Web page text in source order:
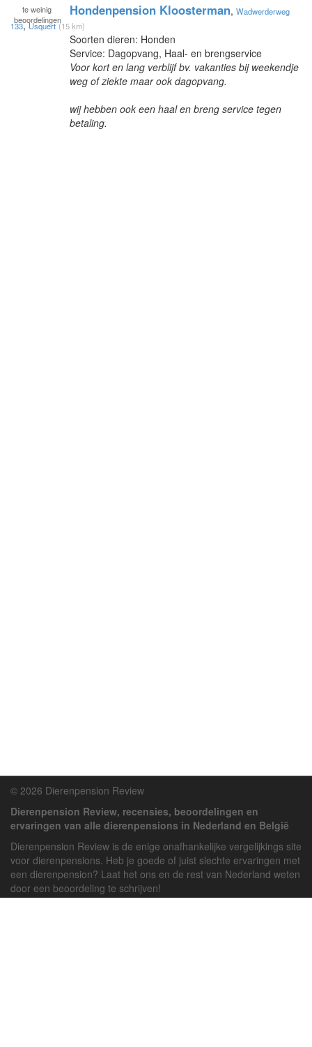
te weinig
beoordelingen
Hondenpension Kloosterman, Wadwerderweg
133,Usquert (15 km)
Soorten dieren: Honden
Service: Dagopvang, Haal- en brengservice
Voor kort en lang verblijf bv. vakanties bij weekendje
weg of ziekte maar ook dagopvang.
wij hebben ook een haal en breng service tegen
betaling.
© 2026 Dierenpension Review
Dierenpension Review, recensies, beoordelingen en
ervaringen van alle dierenpensions in Nederland en België
Dierenpension Review is de enige onafhankelijke vergelijkings site
voor dierenpensions. Heb je goede of juist slechte ervaringen met
een dierenpension? Laat het ons en de rest van Nederland weten
door een beoordeling te schrijven!